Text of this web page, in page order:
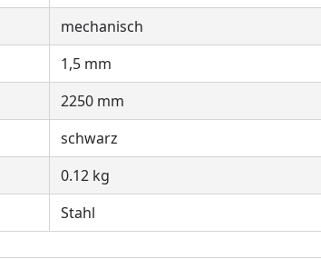
mechanisch
1,5 mm
2250 mm
schwarz
0.12 kg
Stahl